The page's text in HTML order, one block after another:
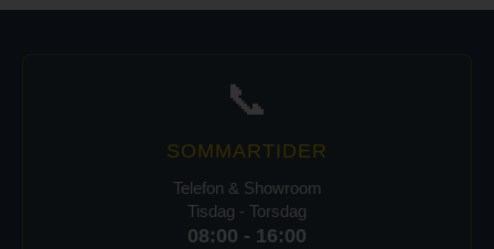
📞
SOMMARTIDER
Telefon & Showroom
Tisdag - Torsdag
08:00 - 16:00